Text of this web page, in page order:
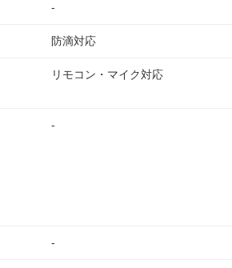
-
防滴対応
リモコン・マイク対応
-
-